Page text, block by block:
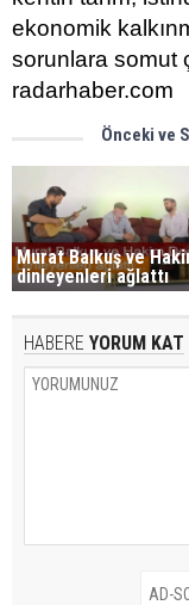
ekonomik
sorunlara somut
radarhaber.com
Önceki ve
Murat Balkuş ve
dinleyenleri ağlattı
HABERE YORUM KAT